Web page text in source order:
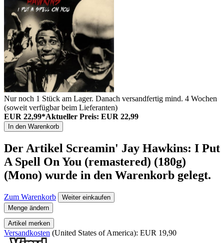
Nur noch 1 Stück am Lager. Danach versandfertig mind. 4 Wochen
(soweit verfügbar beim Lieferanten)
EUR 22,99*Aktueller Preis: EUR 22,99
In den Warenkorb
Der Artikel Screamin' Jay Hawkins: I Put
A Spell On You (remastered) (180g)
(Mono) wurde in den Warenkorb gelegt.
Zum Warenkorb
Weiter einkaufen
Menge ändern
Artikel merken
Versandkosten (United States of America): EUR 19,90